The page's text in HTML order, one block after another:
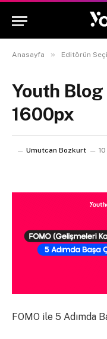
Anasayfa » Editörün
Youth
1600px
Umutcan Bozkurt
FOMO ile 5 Adımda